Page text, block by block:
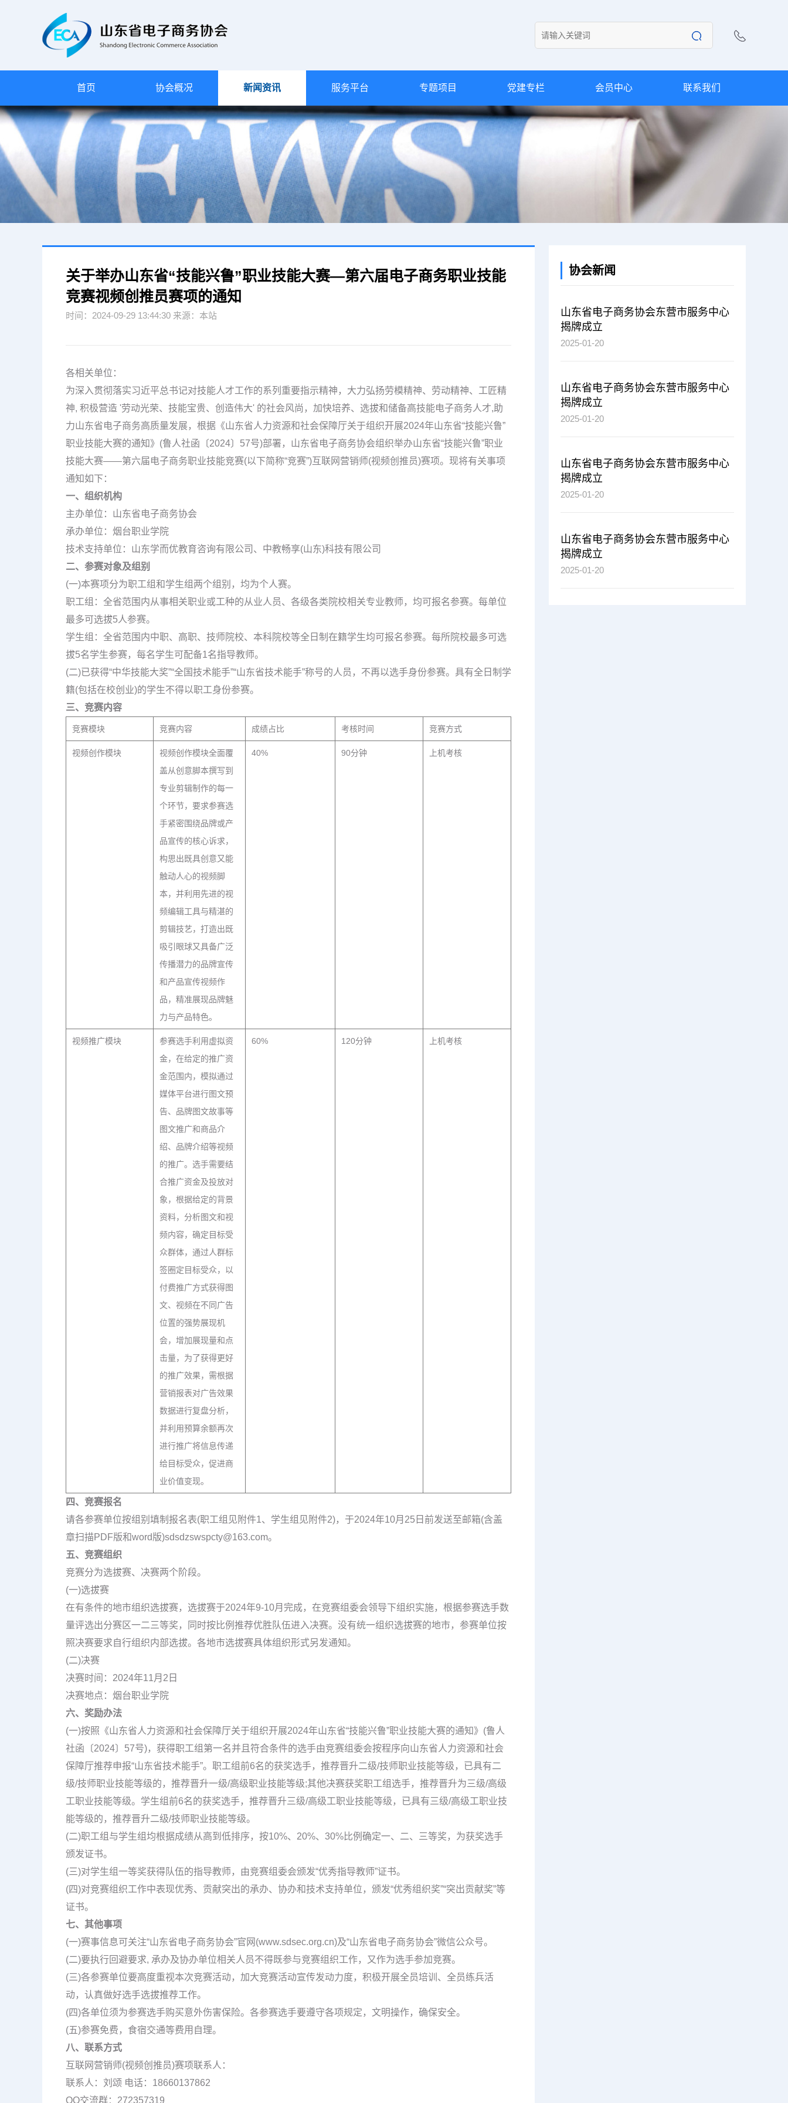
首页 协会概况 新闻资讯 服务平台 专题项目 党建专栏 会员中心 联系我们
关于举办山东省“技能兴鲁”职业技能大赛—第六届电子商务职业技能
竞赛视频创推员赛项的通知
时间：2024-09-29 13:44:30 来源：本站
各相关单位：
为深入贯彻落实习近平总书记对技能人才工作的系列重要指示精神，大力弘扬劳模精神、劳动精神、工匠精
神, 积极营造 '劳动光荣、技能宝贵、创造伟大' 的社会风尚，加快培养、选拔和储备高技能电子商务人才,助
力山东省电子商务高质量发展，根据《山东省人力资源和社会保障厅关于组织开展2024年山东省“技能兴鲁”
职业技能大赛的通知》(鲁人社函〔2024〕57号)部署，山东省电子商务协会组织举办山东省“技能兴鲁”职业
技能大赛——第六届电子商务职业技能竞赛(以下简称“竞赛”)互联网营销师(视频创推员)赛项。现将有关事项
通知如下：
一、组织机构
主办单位：山东省电子商务协会
承办单位：烟台职业学院
技术支持单位：山东学而优教育咨询有限公司、中教畅享(山东)科技有限公司
二、参赛对象及组别
(一)本赛项分为职工组和学生组两个组别，均为个人赛。
职工组：全省范围内从事相关职业或工种的从业人员、各级各类院校相关专业教师，均可报名参赛。每单位
最多可选拔5人参赛。
学生组：全省范围内中职、高职、技师院校、本科院校等全日制在籍学生均可报名参赛。每所院校最多可选
拔5名学生参赛，每名学生可配备1名指导教师。
(二)已获得“中华技能大奖”“全国技术能手”“山东省技术能手”称号的人员，不再以选手身份参赛。具有全日制学
籍(包括在校创业)的学生不得以职工身份参赛。
三、竞赛内容
竞赛模块 竞赛内容 成绩占比 考核时间 竞赛方式
视频创作模块
视频创作模块全面覆
盖从创意脚本撰写到
专业剪辑制作的每一
个环节，要求参赛选
手紧密围绕品牌或产
品宣传的核心诉求，
构思出既具创意又能
触动人心的视频脚
本，并利用先进的视
频编辑工具与精湛的
剪辑技艺，打造出既
吸引眼球又具备广泛
传播潜力的品牌宣传
和产品宣传视频作
品，精准展现品牌魅
力与产品特色。
40% 90分钟 上机考核
视频推广模块
参赛选手利用虚拟资
金，在给定的推广资
金范围内，模拟通过
媒体平台进行图文预
告、品牌图文故事等
图文推广和商品介
绍、品牌介绍等视频
的推广。选手需要结
合推广资金及投放对
象，根据给定的背景
资料，分析图文和视
频内容，确定目标受
众群体，通过人群标
签圈定目标受众，以
付费推广方式获得图
文、视频在不同广告
位置的强势展现机
会，增加展现量和点
击量，为了获得更好
的推广效果，需根据
营销报表对广告效果
数据进行复盘分析，
并利用预算余额再次
进行推广将信息传递
给目标受众，促进商
业价值变现。
60% 120分钟 上机考核
四、竞赛报名
请各参赛单位按组别填制报名表(职工组见附件1、学生组见附件2)，于2024年10月25日前发送至邮箱(含盖
章扫描PDF版和word版)sdsdzswspcty@163.com。
五、竞赛组织
竞赛分为选拔赛、决赛两个阶段。
(一)选拔赛
在有条件的地市组织选拔赛，选拔赛于2024年9-10月完成，在竞赛组委会领导下组织实施，根据参赛选手数
量评选出分赛区一二三等奖，同时按比例推荐优胜队伍进入决赛。没有统一组织选拔赛的地市，参赛单位按
照决赛要求自行组织内部选拔。各地市选拔赛具体组织形式另发通知。
(二)决赛
决赛时间：2024年11月2日
决赛地点：烟台职业学院
六、奖励办法
(一)按照《山东省人力资源和社会保障厅关于组织开展2024年山东省“技能兴鲁”职业技能大赛的通知》(鲁人
社函〔2024〕57号)，获得职工组第一名并且符合条件的选手由竞赛组委会按程序向山东省人力资源和社会
保障厅推荐申报“山东省技术能手”。职工组前6名的获奖选手，推荐晋升二级/技师职业技能等级，已具有二
级/技师职业技能等级的，推荐晋升一级/高级职业技能等级;其他决赛获奖职工组选手，推荐晋升为三级/高级
工职业技能等级。学生组前6名的获奖选手，推荐晋升三级/高级工职业技能等级，已具有三级/高级工职业技
能等级的，推荐晋升二级/技师职业技能等级。
(二)职工组与学生组均根据成绩从高到低排序，按10%、20%、30%比例确定一、二、三等奖，为获奖选手
颁发证书。
(三)对学生组一等奖获得队伍的指导教师，由竞赛组委会颁发“优秀指导教师”证书。
(四)对竞赛组织工作中表现优秀、贡献突出的承办、协办和技术支持单位，颁发“优秀组织奖”“突出贡献奖”等
证书。
七、其他事项
(一)赛事信息可关注“山东省电子商务协会”官网(www.sdsec.org.cn)及“山东省电子商务协会”微信公众号。
(二)要执行回避要求, 承办及协办单位相关人员不得既参与竞赛组织工作，又作为选手参加竞赛。
(三)各参赛单位要高度重视本次竞赛活动，加大竞赛活动宣传发动力度，积极开展全员培训、全员练兵活
动，认真做好选手选拔推荐工作。
(四)各单位须为参赛选手购买意外伤害保险。各参赛选手要遵守各项规定，文明操作，确保安全。
(五)参赛免费，食宿交通等费用自理。
八、联系方式
互联网营销师(视频创推员)赛项联系人：
联系人：刘颂 电话：18660137862
QQ交流群：272357319
协会新闻
山东省电子商务协会东营市服务中心
揭牌成立
2025-01-20
山东省电子商务协会东营市服务中心
揭牌成立
2025-01-20
山东省电子商务协会东营市服务中心
揭牌成立
2025-01-20
山东省电子商务协会东营市服务中心
揭牌成立
2025-01-20